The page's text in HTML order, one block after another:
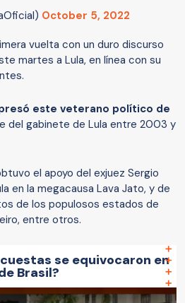
October 5, 2022
vuelta con un duro discurso
martes a Lula, en línea con su
este veterano político de
del gabinete de Lula entre 2003 y
el apoyo del exjuez Sergio
en la megacausa Lava Jato, y de
de los populosos estados de
entre otros.
se equivocaron en
Brasil?